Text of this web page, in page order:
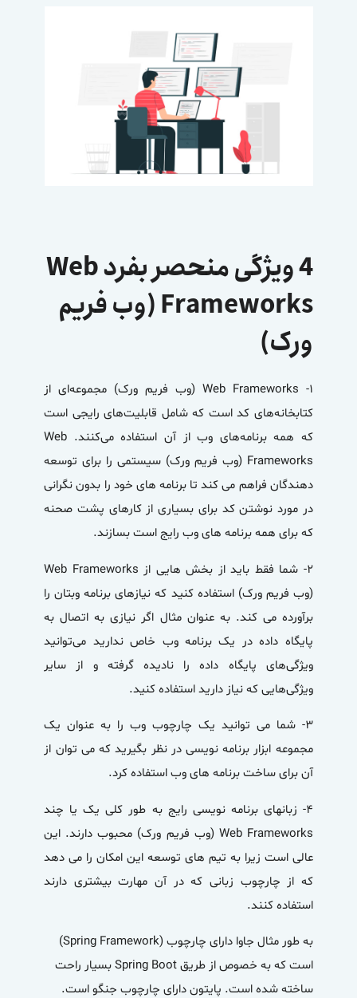
4 ویژگی منحصر بفرد Web
Frameworks (وب فریم
ورک)
1- Web Frameworks (وب فریم ورک) مجموعه‌ای از
کتابخانه‌های کد است که شامل قابلیت‌های رایجی است
که همه برنامه‌های وب از آن استفاده می‌کنند. Web
Frameworks (وب فریم ورک) سیستمی را برای توسعه
دهندگان فراهم می کند تا برنامه های خود را بدون نگرانی
در مورد نوشتن کد برای بسیاری از کارهای پشت صحنه
که برای همه برنامه های وب رایج است بسازند.
2- شما فقط باید از بخش هایی از Web Frameworks
(وب فریم ورک) استفاده کنید که نیازهای برنامه وبتان را
برآورده می کند. به عنوان مثال اگر نیازی به اتصال به
پایگاه داده در یک برنامه وب خاص ندارید می‌توانید
ویژگی‌های پایگاه داده را نادیده گرفته و از سایر
ویژگی‌هایی که نیاز دارید استفاده کنید.
۳- شما می توانید یک چارچوب وب را به عنوان یک
مجموعه ابزار برنامه نویسی در نظر بگیرید که می توان از
آن برای ساخت برنامه های وب استفاده کرد.
4- زبانهای برنامه نویسی رایج به طور کلی یک یا چند
Web Frameworks (وب فریم ورک) محبوب دارند. این
عالی است زیرا به تیم های توسعه این امکان را می دهد
که از چارچوب زبانی که در آن مهارت بیشتری دارند
استفاده کنند.
به طور مثال جاوا دارای چارچوب (Spring Framework)
است که به خصوص از طریق Spring Boot بسیار راحت
ساخته شده است. پایتون دارای چارچوب جنگو است.